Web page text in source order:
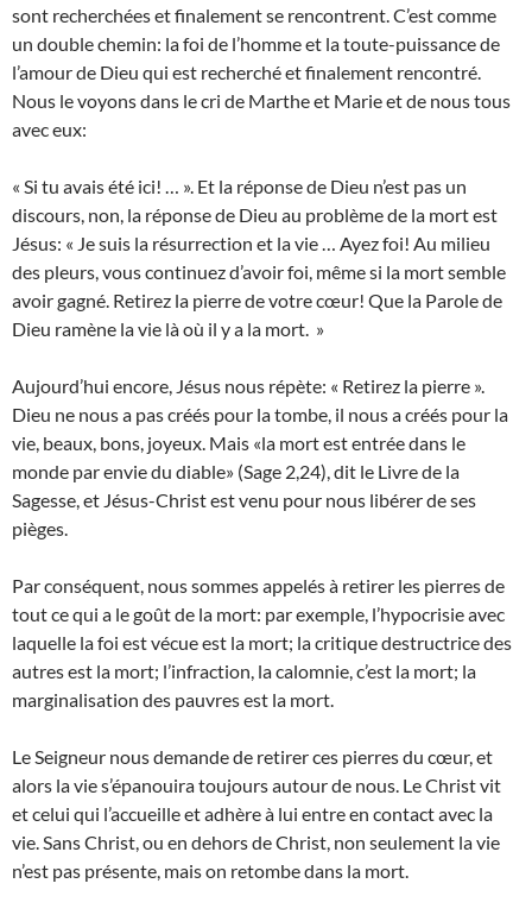
sont recherchées et finalement se rencontrent. C’est comme
un double chemin: la foi de l’homme et la toute-puissance de
l’amour de Dieu qui est recherché et finalement rencontré.
Nous le voyons dans le cri de Marthe et Marie et de nous tous
avec eux:
« Si tu avais été ici! … ». Et la réponse de Dieu n’est pas un
discours, non, la réponse de Dieu au problème de la mort est
Jésus: « Je suis la résurrection et la vie … Ayez foi! Au milieu
des pleurs, vous continuez d’avoir foi, même si la mort semble
avoir gagné. Retirez la pierre de votre cœur! Que la Parole de
Dieu ramène la vie là où il y a la mort. »
Aujourd’hui encore, Jésus nous répète: « Retirez la pierre ».
Dieu ne nous a pas créés pour la tombe, il nous a créés pour la
vie, beaux, bons, joyeux. Mais «la mort est entrée dans le
monde par envie du diable» (Sage 2,24), dit le Livre de la
Sagesse, et Jésus-Christ est venu pour nous libérer de ses
pièges.
Par conséquent, nous sommes appelés à retirer les pierres de
tout ce qui a le goût de la mort: par exemple, l’hypocrisie avec
laquelle la foi est vécue est la mort; la critique destructrice des
autres est la mort; l’infraction, la calomnie, c’est la mort; la
marginalisation des pauvres est la mort.
Le Seigneur nous demande de retirer ces pierres du cœur, et
alors la vie s’épanouira toujours autour de nous. Le Christ vit
et celui qui l’accueille et adhère à lui entre en contact avec la
vie. Sans Christ, ou en dehors de Christ, non seulement la vie
n’est pas présente, mais on retombe dans la mort.